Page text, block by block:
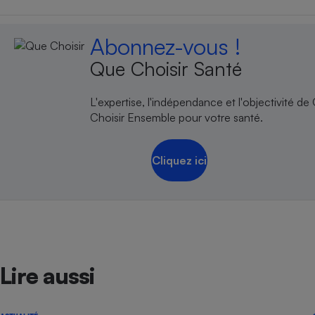
Abonnez-vous !
Que Choisir Santé
L'expertise, l'indépendance et l'objectivité de
Choisir Ensemble pour votre santé.
Cliquez ici
Lire aussi